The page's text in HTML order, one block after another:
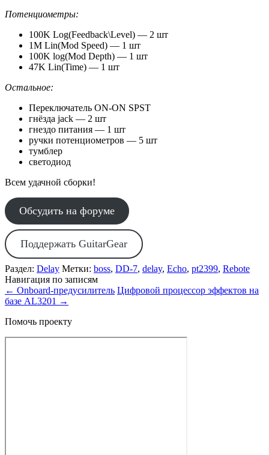
Потенциометры:
100K Log(Feedback\Level) — 2 шт
1M Lin(Mod Speed) — 1 шт
100K log(Mod Depth) — 1 шт
47K Lin(Time) — 1 шт
Остальное:
Переключатель ON-ON SPST
гнёзда jack — 2 шт
гнездо питания — 1 шт
ручки потенциометров — 5 шт
тумблер
светодиод
Всем удачной сборки!
Обсудить на форуме
Поддержать GuitarGear
Раздел: Delay Метки: boss, DD-7, delay, Echo, pt2399, Rebote
Навигация по записям
← Onboard-предусилитель Цифровой процессор эффектов на
базе AL3201 →
Помочь проекту